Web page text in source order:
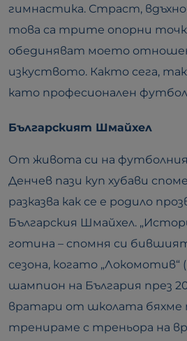
гимнастика. Страст,
това са трите опорни
обединяват моето
изкуството. Както сега,
като професионален
Българският Шмайхел
От живота си на
Денчев пази куп хубави
разказва как се е родило
Българския Шмайхел.
готина – спомня си
сезона, когато „Локомотив“
шампион на България през
вратари от школата бяхме
тренираме с треньора на